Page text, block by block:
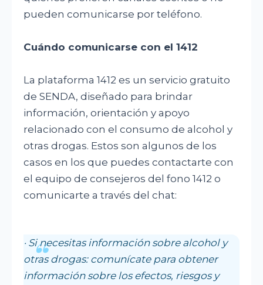
pueden comunicarse por teléfono.
Cuándo comunicarse con el 1412
La plataforma 1412 es un servicio gratuito
de SENDA, diseñado para brindar
información, orientación y apoyo
relacionado con el consumo de alcohol y
otras drogas. Estos son algunos de los
casos en los que puedes contactarte con
el equipo de consejeros del fono 1412 o
comunicarte a través del chat:
· Si necesitas información sobre alcohol y
otras drogas: comunícate para obtener
información sobre los efectos, riesgos y